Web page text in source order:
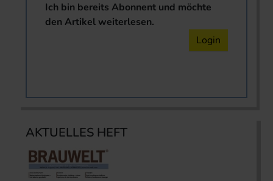
Ich bin bereits Abonnent und möchte
den Artikel weiterlesen.
Login
AKTUELLES HEFT